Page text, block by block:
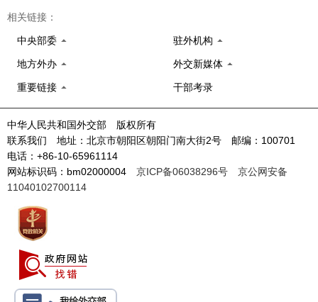
相关链接：
中央部委 驻外机构
地方外办 外交新媒体
重要链接 干部考录
中华人民共和国外交部 版权所有
联系我们 地址：北京市朝阳区朝阳门南大街2号 邮编：100701
电话：+86-10-65961114
网站标识码：bm02000004 京ICP备06038296号
京公网安备
11040102700114